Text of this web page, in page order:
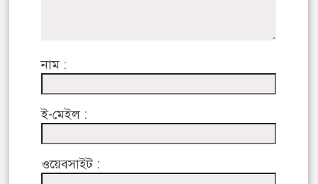
নাম :
ই-মেইল :
ওয়েবসাইট :